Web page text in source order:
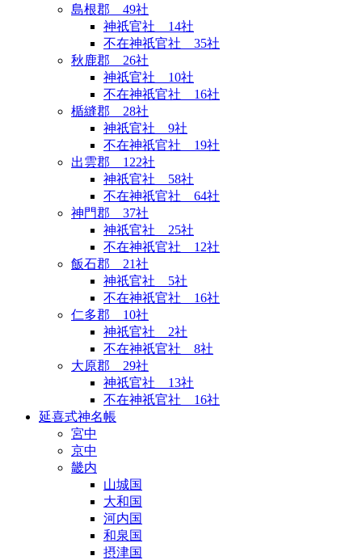
島根郡 49社
神祇官社 14社
不在神祇官社 35社
秋鹿郡 26社
神祇官社 10社
不在神祇官社 16社
楯縫郡 28社
神祇官社 9社
不在神祇官社 19社
出雲郡 122社
神祇官社 58社
不在神祇官社 64社
神門郡 37社
神祇官社 25社
不在神祇官社 12社
飯石郡 21社
神祇官社 5社
不在神祇官社 16社
仁多郡 10社
神祇官社 2社
不在神祇官社 8社
大原郡 29社
神祇官社 13社
不在神祇官社 16社
延喜式神名帳
宮中
京中
畿内
山城国
大和国
河内国
和泉国
摂津国